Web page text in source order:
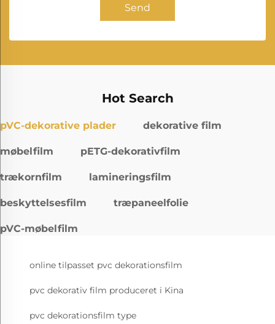
Send
Hot Search
pVC-dekorative plader dekorative film
møbelfilm pETG-dekorativfilm
trækornfilm lamineringsfilm
beskyttelsesfilm træpaneelfolie
pVC-møbelfilm
online tilpasset pvc dekorationsfilm
pvc dekorativ film produceret i Kina
pvc dekorationsfilm type